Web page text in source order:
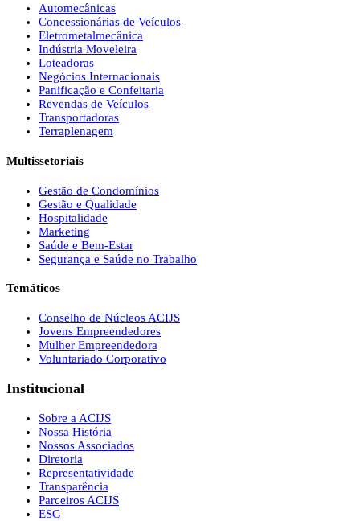
Automecânicas
Concessionárias de Veículos
Eletrometalmecânica
Indústria Moveleira
Loteadoras
Negócios Internacionais
Panificação e Confeitaria
Revendas de Veículos
Transportadoras
Terraplenagem
Multissetoriais
Gestão de Condomínios
Gestão e Qualidade
Hospitalidade
Marketing
Saúde e Bem-Estar
Segurança e Saúde no Trabalho
Temáticos
Conselho de Núcleos ACIJS
Jovens Empreendedores
Mulher Empreendedora
Voluntariado Corporativo
Institucional
Sobre a ACIJS
Nossa História
Nossos Associados
Diretoria
Representatividade
Transparência
Parceiros ACIJS
ESG